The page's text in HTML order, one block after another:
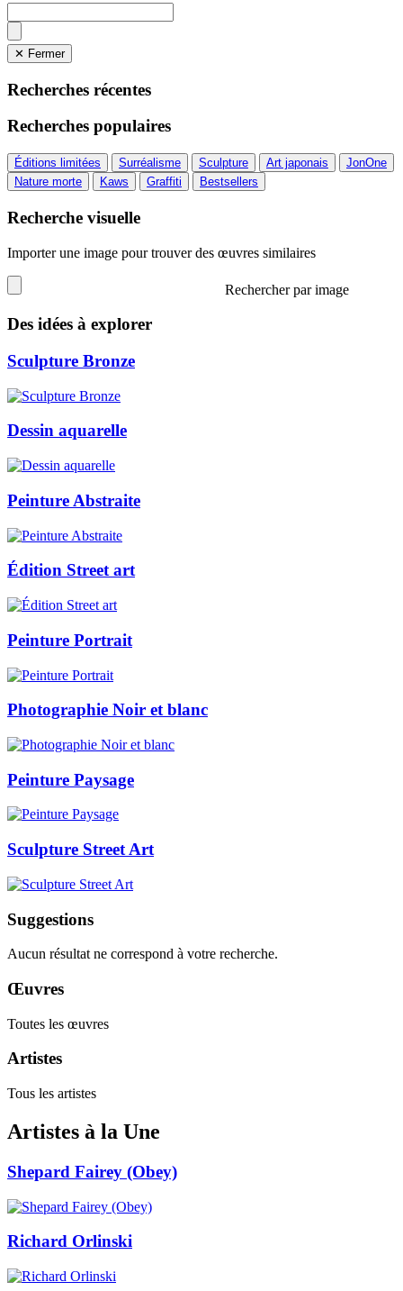
✕ Fermer
Recherches récentes
Recherches populaires
Éditions limitées Surréalisme Sculpture Art japonais
JonOne
Nature morte
Kaws Graffiti Bestsellers
Recherche visuelle
Importer une image pour trouver des œuvres similaires
Rechercher par image
Des idées à explorer
Sculpture Bronze
Dessin aquarelle
Peinture Abstraite
Édition Street art
Peinture Portrait
Photographie Noir et blanc
Peinture Paysage
Sculpture Street Art
Suggestions
Aucun résultat ne correspond à votre recherche.
Œuvres
Toutes les œuvres
Artistes
Tous les artistes
Artistes à la Une
Shepard Fairey (Obey)
Richard Orlinski